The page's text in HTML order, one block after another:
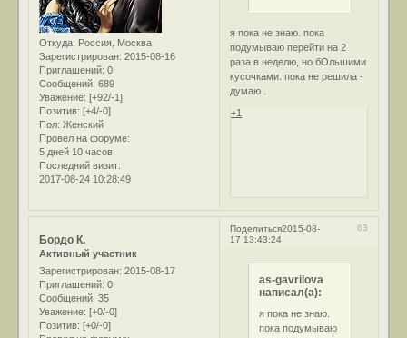
Откуда: Россия, Москва
Зарегистрирован: 2015-08-16
Приглашений: 0
Сообщений: 689
Уважение: [+92/-1]
Позитив: [+4/-0]
Пол: Женский
Провел на форуме:
5 дней 10 часов
Последний визит:
2017-08-24 10:28:49
я пока не знаю. пока
подумываю перейти на 2
раза в неделю, но бОльшими
кусочками. пока не решила -
думаю .
+1
Поделиться 63
2015-08-
17 13:43:24
Бордо К.
Активный участник
Зарегистрирован: 2015-08-17
Приглашений: 0
Сообщений: 35
Уважение: [+0/-0]
Позитив: [+0/-0]
as-gavrilova
написал(а):
я пока не знаю.
пока подумываю